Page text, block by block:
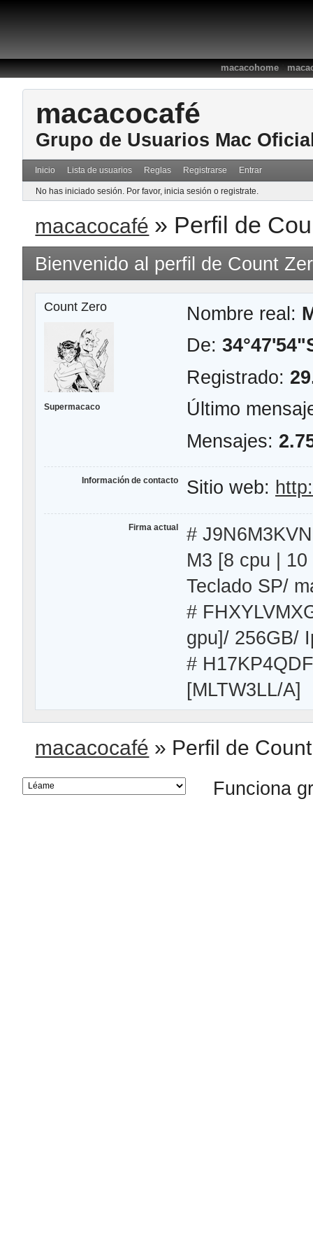
macacohome:
macacocafé
Grupo de Usuarios Mac
Inicio Lista de usuarios Reglas Registrarse Entrar
No has iniciado sesión. Por favor, inicia sesión o registrate.
macacocafé » Perfil de
Bienvenido al perfil de Count
Count Zero
Supermacaco
Nombre real:
De:
Registrado:
Último
Mensajes:
Información de contacto Sitio web:
Firma actual
#
M3 [8 cpu |
Teclado SP/
#
gpu]/ 256GB/
#
[MLTW3LL/A]
macacocafé » Perfil de
Funciona